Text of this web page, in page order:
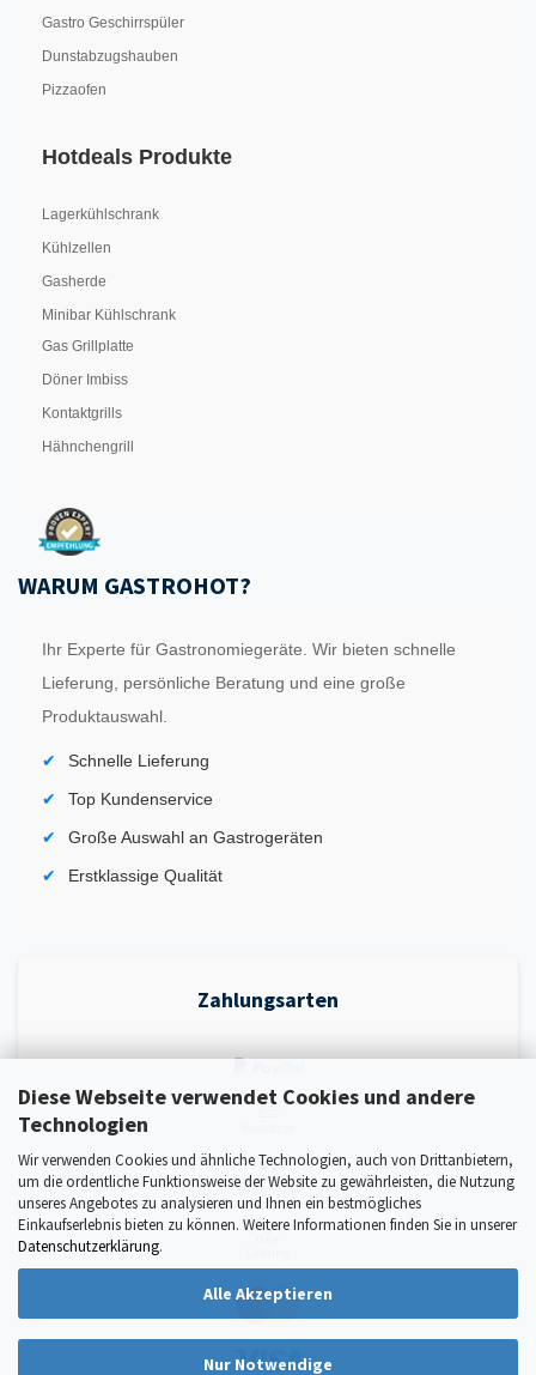
Diese Webseite verwendet Cookies und andere
Technologien
Wir verwenden Cookies und ähnliche Technologien, auch von Drittanbietern,
um die ordentliche Funktionsweise der Website zu gewährleisten, die Nutzung
unseres Angebotes zu analysieren und Ihnen ein bestmögliches
Einkaufserlebnis bieten zu können. Weitere Informationen finden Sie in unserer
Datenschutzerklärung.
Alle Akzeptieren
Nur Notwendige
Gastro Geschirrspüler
Dunstabzugshauben
Pizzaofen
Hotdeals Produkte
Lagerkühlschrank
Kühlzellen
Gasherde
Minibar Kühlschrank
Gas Grillplatte
Döner Imbiss
Kontaktgrills
Hähnchengrill
WARUM GASTROHOT?
Ihr Experte für Gastronomiegeräte. Wir bieten schnelle
Lieferung, persönliche Beratung und eine große
Produktauswahl.
Schnelle Lieferung
Top Kundenservice
Große Auswahl an Gastrogeräten
Erstklassige Qualität
Zahlungsarten